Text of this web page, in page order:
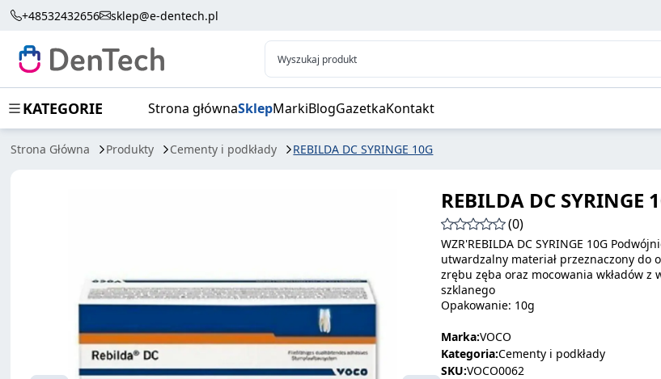
+48532432656 sklep@e-dentech.pl
Wyszukaj produkt
KATEGORIE Strona głównaSklepMarkiBlogGazetkaKontakt
Strona Główna Produkty Cementy i podkłady REBILDA DC SYRINGE 10G
REBILDA DC SYRINGE 10G
REBILDA DC SYRINGE
(0)
WZR'REBILDA DC SYRINGE 10G
utwardzalny materiał przeznaczony do
zrębu zęba oraz mocowania wkładów z
szklanego
Opakowanie: 10g
Marka:VOCO
Kategoria:Cementy i podkłady
SKU:VOCO0062